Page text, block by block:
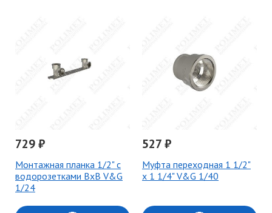
729 ₽
Монтажная планка 1/2" с
водорозетками BxB V&G
1/24
527 ₽
Муфта переходная 1 1/2"
х 1 1/4" V&G 1/40